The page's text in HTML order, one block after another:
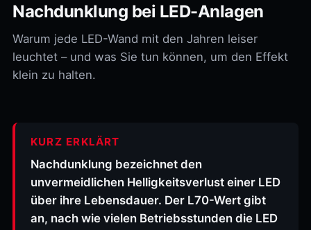
Nachdunklung bei LED-Anlagen
Warum jede LED-Wand mit den Jahren leiser
leuchtet – und was Sie tun können, um den Effekt
klein zu halten.
KURZ ERKLÄRT
Nachdunklung bezeichnet den
unvermeidlichen Helligkeitsverlust einer LED
über ihre Lebensdauer. Der L70-Wert gibt
an, nach wie vielen Betriebsstunden die LED